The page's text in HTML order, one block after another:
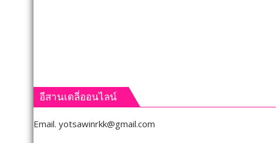
อีสานเดลี่ออนไลน์
Email. yotsawinrkk@gmail.com